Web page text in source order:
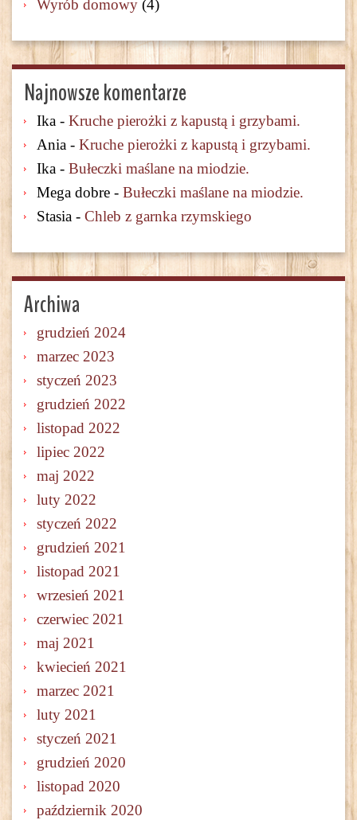
Wyrób domowy (4)
Najnowsze komentarze
Ika - Kruche pierożki z kapustą i grzybami.
Ania - Kruche pierożki z kapustą i grzybami.
Ika - Bułeczki maślane na miodzie.
Mega dobre - Bułeczki maślane na miodzie.
Stasia - Chleb z garnka rzymskiego
Archiwa
grudzień 2024
marzec 2023
styczeń 2023
grudzień 2022
listopad 2022
lipiec 2022
maj 2022
luty 2022
styczeń 2022
grudzień 2021
listopad 2021
wrzesień 2021
czerwiec 2021
maj 2021
kwiecień 2021
marzec 2021
luty 2021
styczeń 2021
grudzień 2020
listopad 2020
październik 2020